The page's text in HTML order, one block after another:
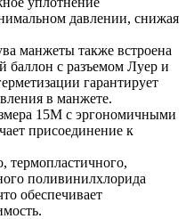
давлении, снижая
манжеты также встроена
баллон с разъемом Луер и
гарантирует
в манжете.
15М с эргономичными
присоединение к
термопластичного,
поливинилхлорида
обеспечивает